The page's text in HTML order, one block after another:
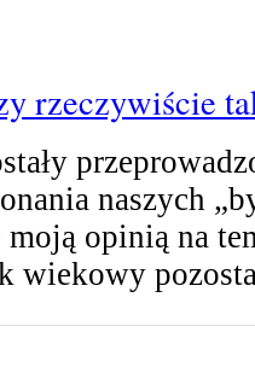
rzeczywiście
naszych
opinią na
wiekowy